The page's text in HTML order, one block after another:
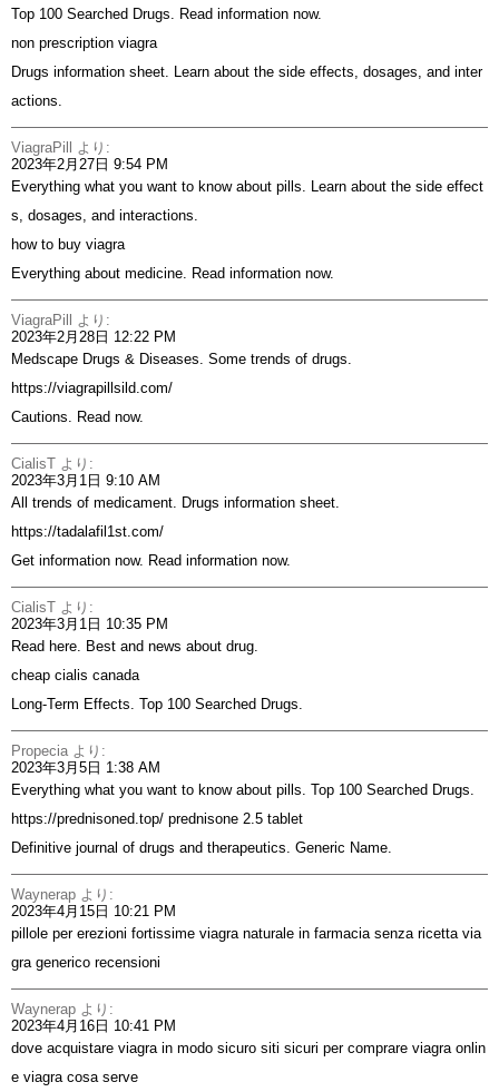
Top 100 Searched Drugs. Read information now.
non prescription viagra
Drugs information sheet. Learn about the side effects, dosages, and inter
actions.
ViagraPill
より:
2023年2月27日 9:54 PM
Everything what you want to know about pills. Learn about the side effect
s, dosages, and interactions.
how to buy viagra
Everything about medicine. Read information now.
ViagraPill
より:
2023年2月28日 12:22 PM
Medscape Drugs & Diseases. Some trends of drugs.
https://viagrapillsild.com/
Cautions. Read now.
CialisT より:
2023年3月1日 9:10 AM
All trends of medicament. Drugs information sheet.
https://tadalafil1st.com/
Get information now. Read information now.
CialisT より:
2023年3月1日 10:35 PM
Read here. Best and news about drug.
cheap cialis canada
Long-Term Effects. Top 100 Searched Drugs.
Propecia より:
2023年3月5日 1:38 AM
Everything what you want to know about pills. Top 100 Searched Drugs.
https://prednisoned.top/ prednisone 2.5 tablet
Definitive journal of drugs and therapeutics. Generic Name.
Waynerap より:
2023年4月15日 10:21 PM
pillole per erezioni fortissime viagra naturale in farmacia senza ricettavia
gra generico recensioni
Waynerap より:
2023年4月16日 10:41 PM
dove acquistare viagra in modo sicuro siti sicuri per comprare viagra onlin
e viagra cosa serve